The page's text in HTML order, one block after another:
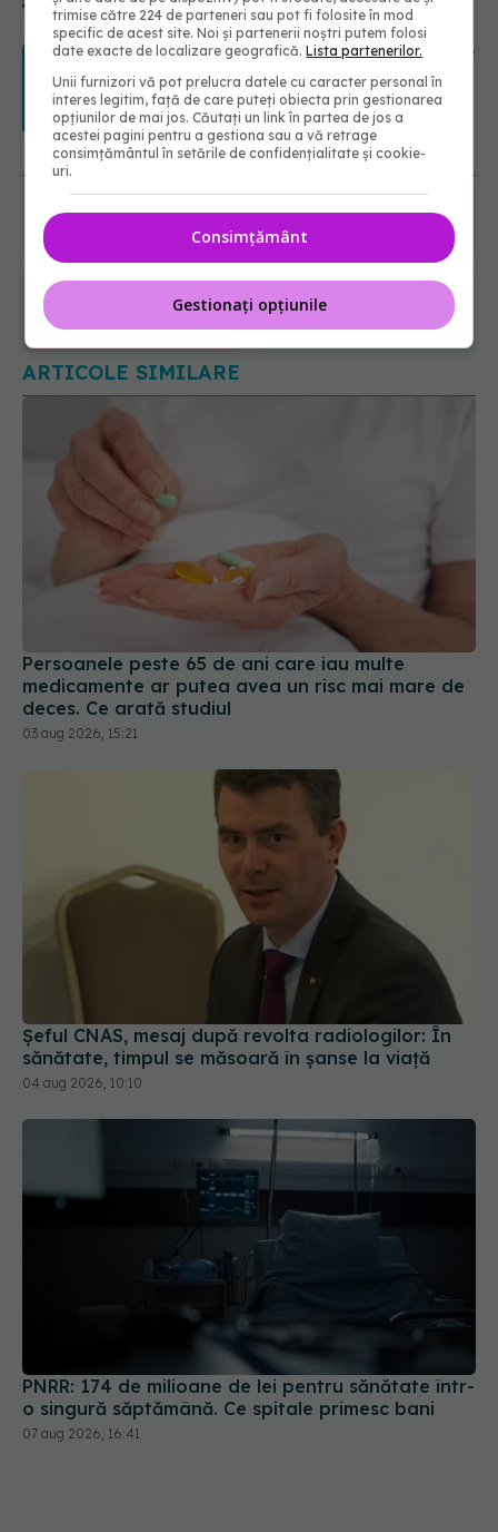
Transpirații nocturne: semnul ignorat
care poate ascunde probleme
serioase de sănătate
08.08.2026, 20:00
URMĂREȘTE-NE ȘI PE:
6560
ARTICOLE SIMILARE
Persoanele peste 65 de ani care iau multe
medicamente ar putea avea un risc mai mare de
deces. Ce arată studiul
03 aug 2026, 15:21
Șeful CNAS, mesaj după revolta radiologilor: În
sănătate, timpul se măsoară în șanse la viață
04 aug 2026, 10:10
PNRR: 174 de milioane de lei pentru sănătate într-
o singură săptămână. Ce spitale primesc bani
07 aug 2026, 16:41
trimise către 224 de parteneri sau pot fi folosite în mod
specific de acest site. Noi și partenerii noștri putem folosi
date exacte de localizare geografică.Lista partenerilor.
Unii furnizori vă pot prelucra datele cu caracter personal în
interes legitim, față de care puteți obiecta prin gestionarea
opțiunilor de mai jos. Căutați un link în partea de jos a
acestei pagini pentru a gestiona sau a vă retrage
consimțământul în setările de confidențialitate și cookie-
uri.
Consimțământ
Gestionați opțiunile